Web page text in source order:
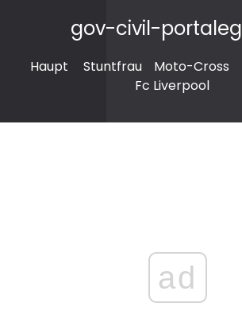
gov-civil-
Haupt Stuntfrau Moto-Cross
Fc Liverpool
ad